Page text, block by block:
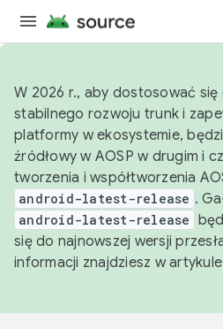
W 2026 r., aby dostosować
stabilnego rozwoju trunk i
platformy w ekosystemie,
źródłowy w AOSP w drugim i
tworzenia i współtworzenia
android-latest-release .
android-latest-release
się do najnowszej wersji
informacji znajdziesz w artykule